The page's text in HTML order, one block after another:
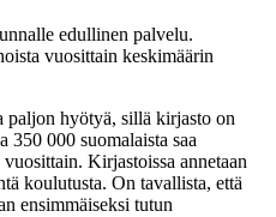
edullinen palvelu.
vuosittain keskimäärin
paljon hyötyä, sillä kirjasto on
350 000 suomalaista saa
Kirjastoissa annetaan
koulutusta. On tavallista, että
ensimmäiseksi tutun